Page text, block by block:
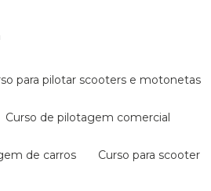
para pilotar scooters e motonetas
curso de pilotagem comercial
de carros curso para scooter